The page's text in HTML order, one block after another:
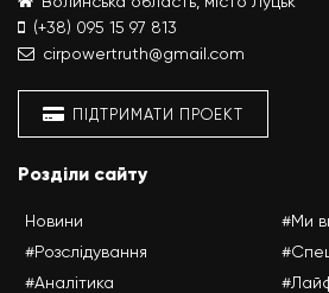
(+38) 095 15 97 813
cirpowertruth@gmail.com
ПІДТРИМАТИ ПРОЕКТ
Розділи сайту
Новини
#Розслідування
#Аналітика
#Ми